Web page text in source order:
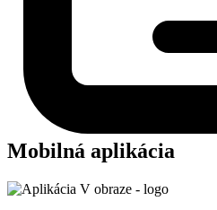
Mobilná aplikácia